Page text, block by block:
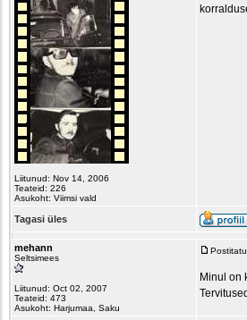
Liitunud: Nov 14, 2006
Teateid: 226
Asukoht: Viimsi vald
Tagasi üles
mehann
Seltsimees
Liitunud: Oct 02, 2007
Teateid: 473
Asukoht: Harjumaa, Saku
Minul on